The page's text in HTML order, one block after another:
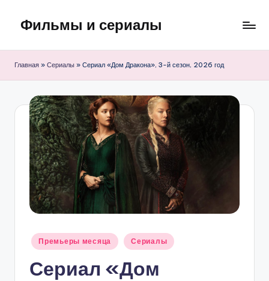
Перейти
содержимому
Фильмы и сериалы
Главная » Сериалы » Сериал «Дом Дракона», 3-й сезон, 2026 год
Опубликовано
Премьеры месяца Сериалы
Сериал «Дом